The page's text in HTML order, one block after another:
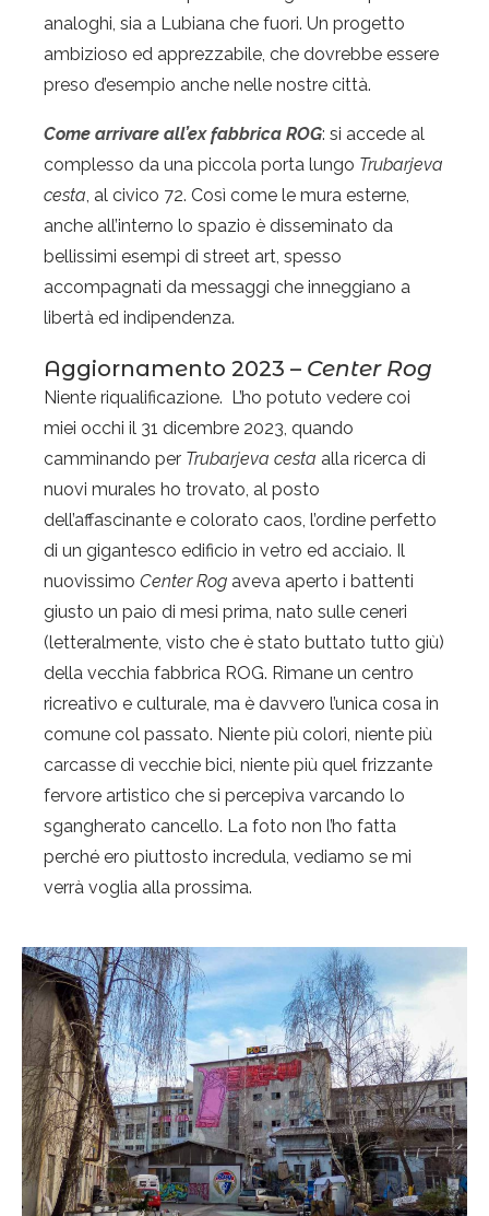
analoghi, sia a Lubiana che fuori. Un progetto
ambizioso ed apprezzabile, che dovrebbe essere
preso d’esempio anche nelle nostre città.
Come arrivare all’ex fabbrica ROG: si accede al
complesso da una piccola porta lungo Trubarjeva
cesta, al civico 72. Così come le mura esterne,
anche all’interno lo spazio è disseminato da
bellissimi esempi di street art, spesso
accompagnati da messaggi che inneggiano a
libertà ed indipendenza.
Aggiornamento 2023 – Center Rog
Niente riqualificazione. L’ho potuto vedere coi
miei occhi il 31 dicembre 2023, quando
camminando per Trubarjeva cesta alla ricerca di
nuovi murales ho trovato, al posto
dell’affascinante e colorato caos, l’ordine perfetto
di un gigantesco edificio in vetro ed acciaio. Il
nuovissimo Center Rog aveva aperto i battenti
giusto un paio di mesi prima, nato sulle ceneri
(letteralmente, visto che è stato buttato tutto giù)
della vecchia fabbrica ROG. Rimane un centro
ricreativo e culturale, ma è davvero l’unica cosa in
comune col passato. Niente più colori, niente più
carcasse di vecchie bici, niente più quel frizzante
fervore artistico che si percepiva varcando lo
sgangherato cancello. La foto non l’ho fatta
perché ero piuttosto incredula, vediamo se mi
verrà voglia alla prossima.